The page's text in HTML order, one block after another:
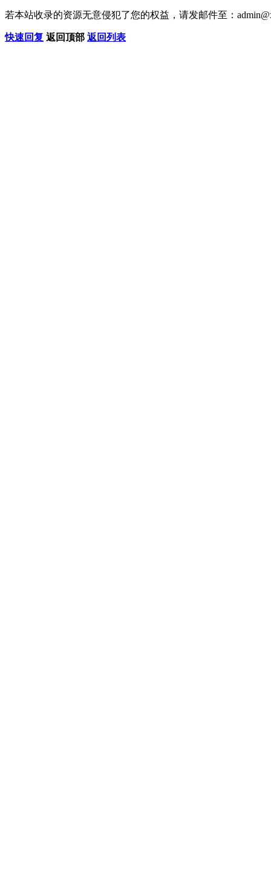
若本站收录的资源无意侵犯了您的权益，请发邮件至：
快速回复 返回顶部 返回列表